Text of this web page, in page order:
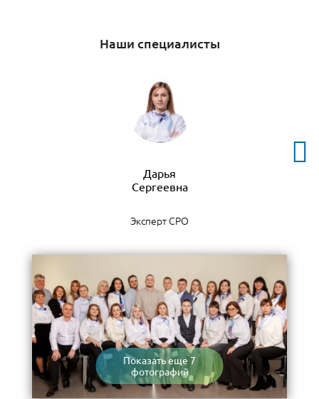
Наши специалисты
Дарья
Сергеевна
Эксперт СРО
Показать еще 7
фотографий